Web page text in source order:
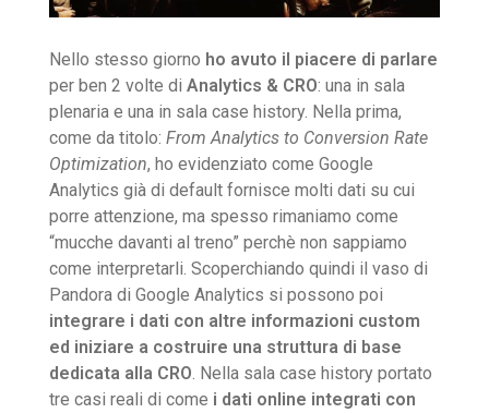
Nello stesso giorno ho avuto il piacere di parlare
per ben 2 volte di Analytics & CRO: una in sala
plenaria e una in sala case history. Nella prima,
come da titolo: From Analytics to Conversion Rate
Optimization, ho evidenziato come Google
Analytics già di default fornisce molti dati su cui
porre attenzione, ma spesso rimaniamo come
“mucche davanti al treno” perchè non sappiamo
come interpretarli. Scoperchiando quindi il vaso di
Pandora di Google Analytics si possono poi
integrare i dati con altre informazioni custom
ed iniziare a costruire una struttura di base
dedicata alla CRO . Nella sala case history portato
tre casi reali di come i dati online integrati con